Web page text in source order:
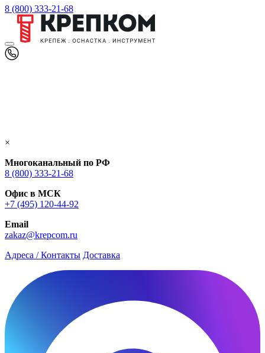
8 (800) 333-21-68
×
Многоканальный по РФ
8 (800) 333‑21-68
Офис в МСК
+7 (495) 120-44-92
Email
zakaz@krepcom.ru
Адреса / Контакты Доставка